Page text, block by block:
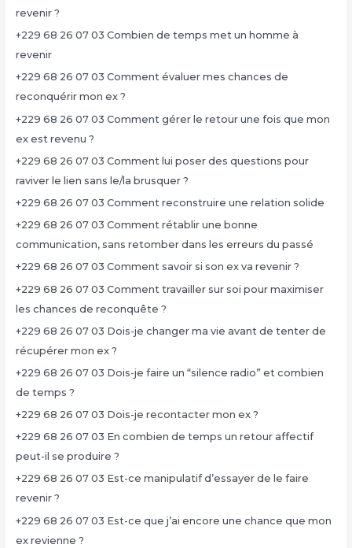
revenir ?
+229 68 26 07 03 Combien de temps met un homme à
revenir
+229 68 26 07 03 Comment évaluer mes chances de
reconquérir mon ex ?
+229 68 26 07 03 Comment gérer le retour une fois que mon
ex est revenu ?
+229 68 26 07 03 Comment lui poser des questions pour
raviver le lien sans le/la brusquer ?
+229 68 26 07 03 Comment reconstruire une relation solide
+229 68 26 07 03 Comment rétablir une bonne
communication, sans retomber dans les erreurs du passé
+229 68 26 07 03 Comment savoir si son ex va revenir ?
+229 68 26 07 03 Comment travailler sur soi pour maximiser
les chances de reconquête ?
+229 68 26 07 03 Dois-je changer ma vie avant de tenter de
récupérer mon ex ?
+229 68 26 07 03 Dois-je faire un “silence radio” et combien
de temps ?
+229 68 26 07 03 Dois-je recontacter mon ex ?
+229 68 26 07 03 En combien de temps un retour affectif
peut-il se produire ?
+229 68 26 07 03 Est-ce manipulatif d’essayer de le faire
revenir ?
+229 68 26 07 03 Est-ce que j’ai encore une chance que mon
ex revienne ?